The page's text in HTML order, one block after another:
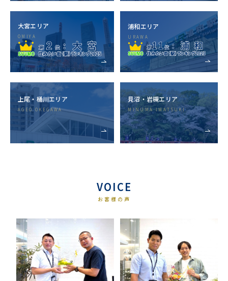
⼤宮エリア
OMIYA
浦和エリア
URAWA
上尾・桶川エリア
AGEO OKEGAWA
⾒沼・岩槻エリア
MINUMA IWATSUKI
VOICE
お客様の声